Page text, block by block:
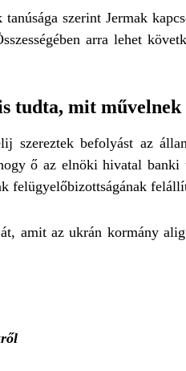
szerint Jermak
arra lehet
tudta, mit
befolyást az
ő az elnöki hivatal
felügyelőbizottságának
amit az ukrán kormány